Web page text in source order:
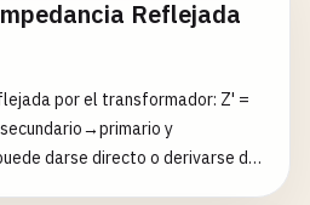
Reflejada
por el transformador: Z' =
secundario→primario y
darse directo o derivarse de